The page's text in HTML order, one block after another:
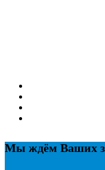
Мы ждём Ваших